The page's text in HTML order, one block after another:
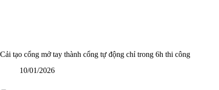
Cải tạo cổng mở tay thành cổng tự động chỉ trong 6h thi công
10/01/2026